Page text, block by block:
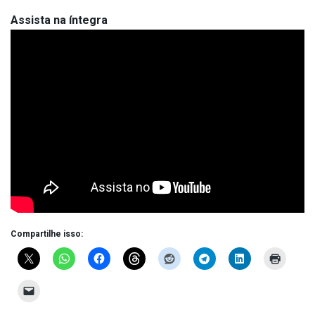
Assista na íntegra
Compartilhe isso: